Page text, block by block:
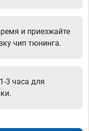
и приезжайте
чип тюнинга.
3 часа для